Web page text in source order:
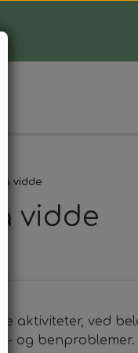
vidde
vidde
aktiviteter, ved
og benproblemer.